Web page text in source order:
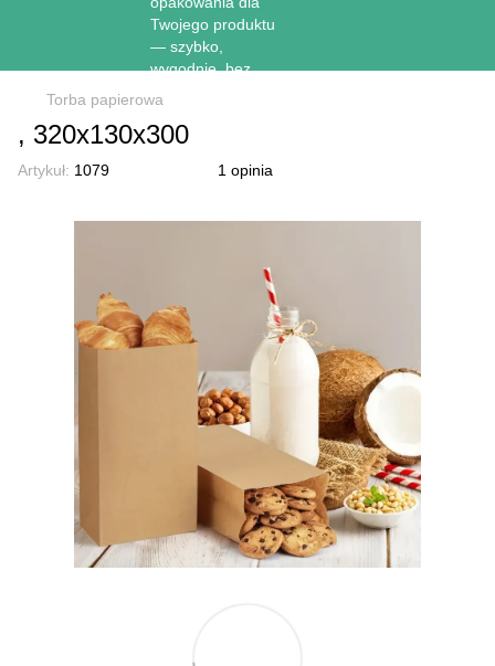
Torba papierowa
, 320х130х300
Artykuł: 1079 1 opinia